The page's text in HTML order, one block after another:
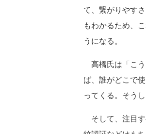
て、繋がりやす
もわかるため、
うになる。
高橋氏は「こ
ば、誰がどこで
ってくる。そう
そして、注目